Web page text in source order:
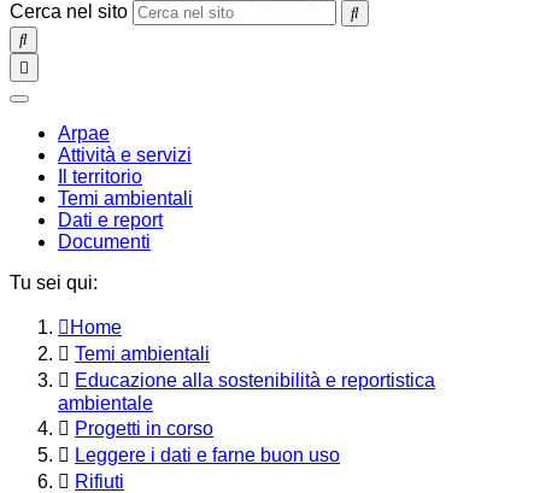
Cerca nel sito
SEARCH
Toggle
navigation
chiudi
Arpae
Attività e servizi
Il territorio
Temi ambientali
Dati e report
Documenti
Tu sei qui:
Home
Temi ambientali
Educazione alla sostenibilità e reportistica
ambientale
Progetti in corso
Leggere i dati e farne buon uso
Rifiuti